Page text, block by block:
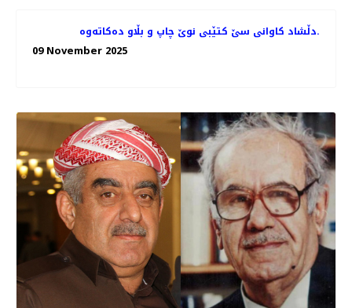
دڵشاد کاوانى سێ کتێبى نوێ چاپ و بڵاو دەکاتەوە.
09 November 2025